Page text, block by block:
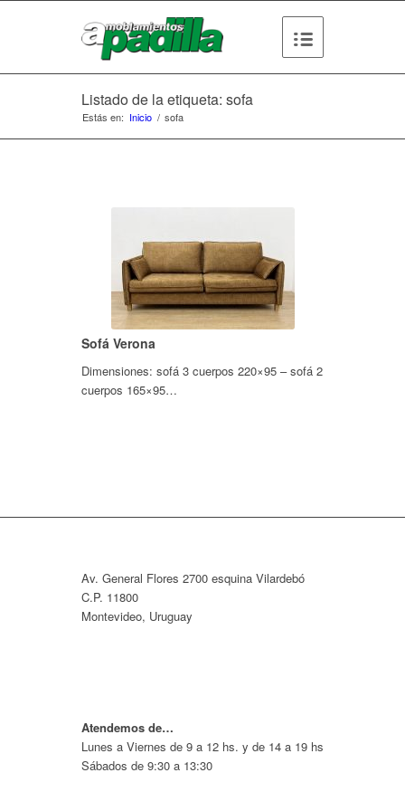
Listado de la etiqueta: sofa
Estás en: Inicio / sofa
Sofá Verona
Dimensiones: sofá 3 cuerpos 220×95 – sofá 2
cuerpos 165×95…
Av. General Flores 2700 esquina Vilardebó
C.P. 11800
Montevideo, Uruguay
Atendemos de…
Lunes a Viernes de 9 a 12 hs. y de 14 a 19 hs
Sábados de 9:30 a 13:30